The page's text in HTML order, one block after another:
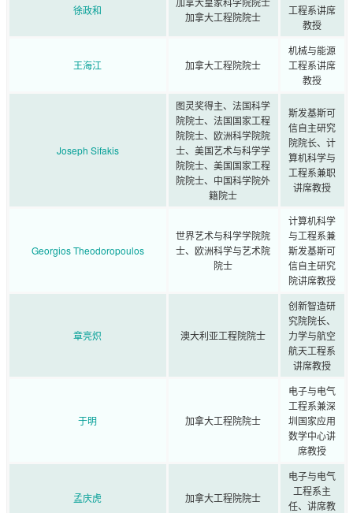
徐政和
加拿大工程院院士
工程系讲席
教授
王海江 加拿大工程院院士
机械与能源
工程系讲席
教授
Joseph Sifakis
图灵奖得主、法国科学
院院士、法国国家工程
院院士、欧洲科学院院
士、美国艺术与科学学
院院士、美国国家工程
院院士、中国科学院外
籍院士
斯发基斯可
信自主研究
院院长、计
算机科学与
工程系兼职
讲席教授
Georgios Theodoropoulos
世界艺术与科学学院院
士、欧洲科学与艺术院
院士
计算机科学
与工程系兼
斯发基斯可
信自主研究
院讲席教授
章亮炽 澳大利亚工程院院士
创新智造研
究院院长、
力学与航空
航天工程系
讲席教授
于明 加拿大工程院院士
电子与电气
工程系兼深
圳国家应用
数学中心讲
席教授
孟庆虎 加拿大工程院院士
电子与电气
工程系主
任、讲席教